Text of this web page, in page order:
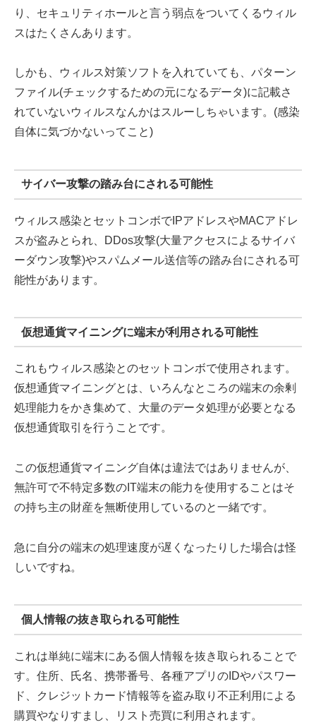
り、セキュリティホールと言う弱点をついてくるウィル
スはたくさんあります。
しかも、ウィルス対策ソフトを入れていても、パターン
ファイル(チェックするための元になるデータ)に記載さ
れていないウィルスなんかはスルーしちゃいます。(感染
自体に気づかないってこと)
サイバー攻撃の踏み台にされる可能性
ウィルス感染とセットコンボでIPアドレスやMACアドレ
スが盗みとられ、DDos攻撃(大量アクセスによるサイバ
ーダウン攻撃)やスパムメール送信等の踏み台にされる可
能性があります。
仮想通貨マイニングに端末が利用される可能性
これもウィルス感染とのセットコンボで使用されます。
仮想通貨マイニングとは、いろんなところの端末の余剰
処理能力をかき集めて、大量のデータ処理が必要となる
仮想通貨取引を行うことです。
この仮想通貨マイニング自体は違法ではありませんが、
無許可で不特定多数のIT端末の能力を使用することはそ
の持ち主の財産を無断使用しているのと一緒です。
急に自分の端末の処理速度が遅くなったりした場合は怪
しいですね。
個人情報の抜き取られる可能性
これは単純に端末にある個人情報を抜き取られることで
す。住所、氏名、携帯番号、各種アプリのIDやパスワー
ド、クレジットカード情報等を盗み取り不正利用による
購買やなりすまし、リスト売買に利用されます。